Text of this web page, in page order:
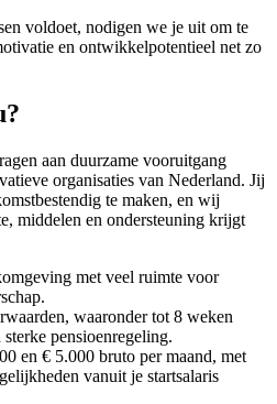
voldoet, nodigen we je uit om te
en ontwikkelpotentieel net zo
aan duurzame vooruitgang
organisaties van Nederland. Jij
te maken, en wij
middelen en ondersteuning krijgt
met veel ruimte voor
waaronder tot 8 weken
pensioenregeling.
en € 5.000 bruto per maand, met
vanuit je startsalaris